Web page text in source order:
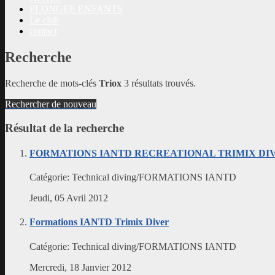
Recherche
Recherche de mots-clés Triox 3 résultats trouvés.
Rechercher de nouveau
Résultat de la recherche
FORMATIONS IANTD RECREATIONAL TRIMIX
Catégorie: Technical diving/FORMATIONS IANTD
Jeudi, 05 Avril 2012
Formations IANTD Trimix Diver
Catégorie: Technical diving/FORMATIONS IANTD
Mercredi, 18 Janvier 2012